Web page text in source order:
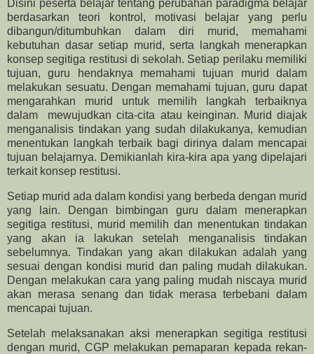
Disini peserta belajar tentang perubahan paradigma belajar
berdasarkan teori kontrol, motivasi belajar yang perlu
dibangun/ditumbuhkan dalam diri murid, memahami
kebutuhan dasar setiap murid, serta langkah menerapkan
konsep segitiga restitusi di sekolah. Setiap perilaku memiliki
tujuan, guru hendaknya memahami tujuan murid dalam
melakukan sesuatu. Dengan memahami tujuan, guru dapat
mengarahkan murid untuk memilih langkah terbaiknya
dalam mewujudkan cita-cita atau keinginan. Murid diajak
menganalisis tindakan yang sudah dilakukanya, kemudian
menentukan langkah terbaik bagi dirinya dalam mencapai
tujuan belajarnya. Demikianlah kira-kira apa yang dipelajari
terkait konsep restitusi.
Setiap murid ada dalam kondisi yang berbeda dengan murid
yang lain. Dengan bimbingan guru dalam menerapkan
segitiga restitusi, murid memilih dan menentukan tindakan
yang akan ia lakukan setelah menganalisis tindakan
sebelumnya. Tindakan yang akan dilakukan adalah yang
sesuai dengan kondisi murid dan paling mudah dilakukan.
Dengan melakukan cara yang paling mudah niscaya murid
akan merasa senang dan tidak merasa terbebani dalam
mencapai tujuan.
Setelah melaksanakan aksi menerapkan segitiga restitusi
dengan murid, CGP melakukan pemaparan kepada rekan-